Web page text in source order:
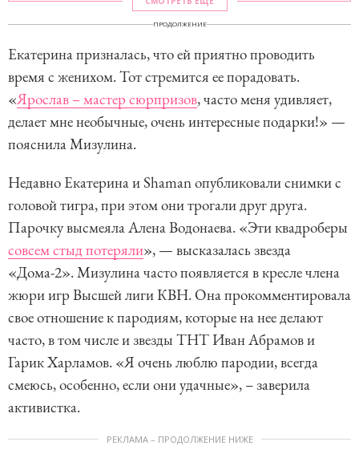
ПРОДОЛЖЕНИЕ
Екатерина призналась, что ей приятно проводить
время с женихом. Тот стремится ее порадовать.
«Ярослав – мастер сюрпризов, часто меня удивляет,
делает мне необычные, очень интересные подарки!» —
пояснила Мизулина.
Недавно Екатерина и Shaman опубликовали снимки с
головой тигра, при этом они трогали друг друга.
Парочку высмеяла Алена Водонаева. «Эти квадроберы
совсем стыд потеряли», — высказалась звезда
«Дома-2». Мизулина часто появляется в кресле члена
жюри игр Высшей лиги КВН. Она прокомментировала
свое отношение к пародиям, которые на нее делают
часто, в том числе и звезды ТНТ Иван Абрамов и
Гарик Харламов. «Я очень люблю пародии, всегда
смеюсь, особенно, если они удачные», – заверила
активистка.
РЕКЛАМА – ПРОДОЛЖЕНИЕ НИЖЕ